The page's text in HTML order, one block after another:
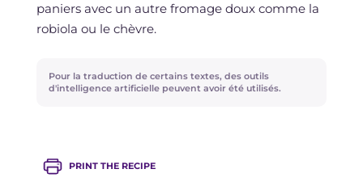
paniers avec un autre fromage doux comme la
robiola ou le chèvre.
Pour la traduction de certains textes, des outils
d'intelligence artificielle peuvent avoir été utilisés.
PRINT THE RECIPE